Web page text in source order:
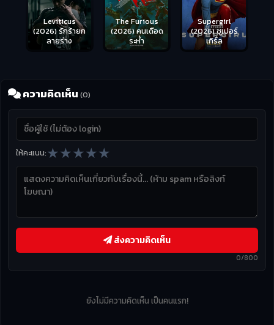
Leviticus
(2026) รักร้ายก
ลายร่าง
The Furious
(2026) คนเดือด
ระห่ำ
Supergirl
(2026) ซูเปอร์
เกิร์ล
ความคิดเห็น (0)
ให้คะแนน:★★★★★
0/800
ส่งความคิดเห็น
ยังไม่มีความคิดเห็น เป็นคนแรก!